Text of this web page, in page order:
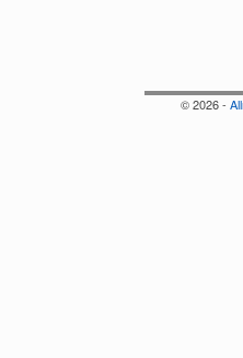
© 2026 -